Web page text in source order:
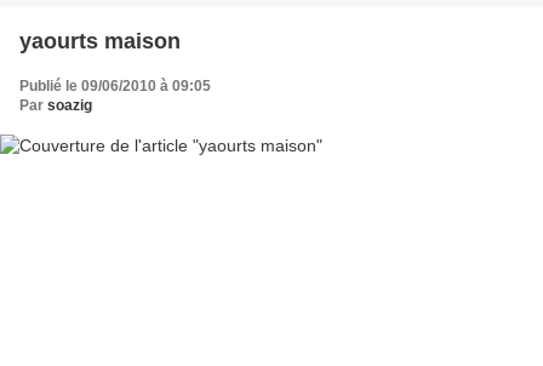
yaourts maison
Publié le 09/06/2010 à 09:05
Par soazig